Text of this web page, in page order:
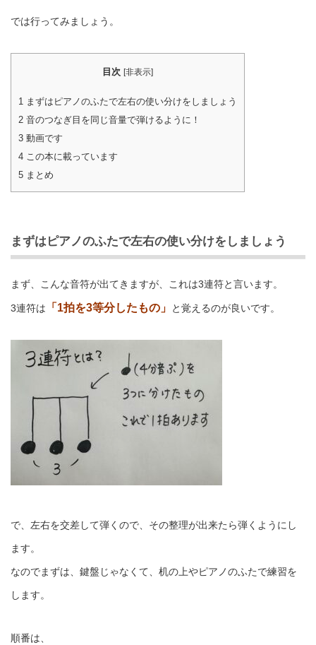
では行ってみましょう。
目次 [非表示]
1
まずはピアノのふたで左右の使い分けをしましょう
2 音のつなぎ目を同じ音量で弾けるように！
3 動画です
4 この本に載っています
5 まとめ
まずはピアノのふたで左右の使い分けをしましょう
まず、こんな音符が出てきますが、これは3連符と言います。
3連符は 「1拍を3等分したもの」 と覚えるのが良いです。
で、左右を交差して弾くので、その整理が出来たら弾くようにし
ます。
なのでまずは、鍵盤じゃなくて、机の上やピアノのふたで練習を
します。
順番は、